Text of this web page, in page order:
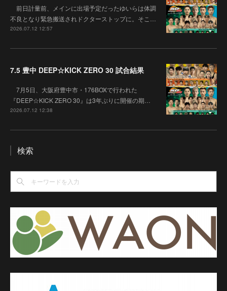
前日計量前、メインに出場予定だったゆいらは体調
不良となり緊急搬送されドクターストップに。そこ…
2026.07.12 12:57
7.5 豊中 DEEP☆KICK ZERO 30 試合結果
7月5日、大阪府豊中市・176BOXで行われた
『DEEP☆KICK ZERO 30』は3年ぶりに開催の期…
2026.07.12 12:38
検索